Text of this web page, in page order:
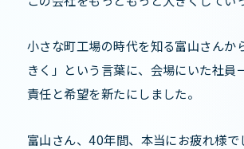
小さな町工場の時代を知る富山さんか
きく」という言葉に、会場にいた社員
責任と希望を新たにしました。
富山さん、40年間、本当にお疲れ様で